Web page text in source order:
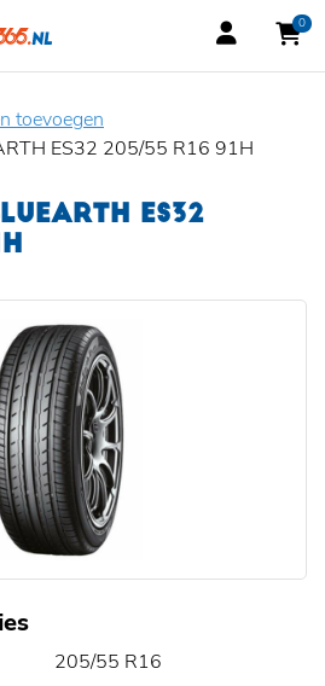
0
toevoegen
ES32 205/55 R16 91H
ES32
205/55 R16